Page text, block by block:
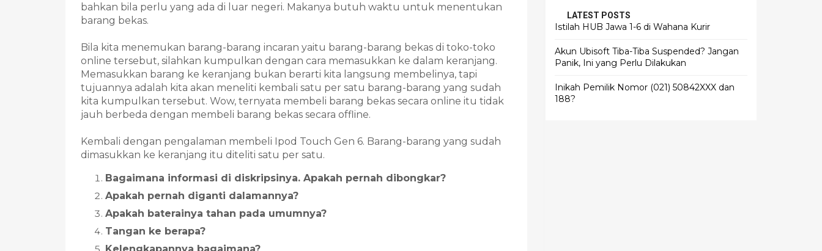
bahkan bila perlu yang ada di luar negeri. Makanya butuh waktu untuk menentukan
barang bekas.
Bila kita menemukan barang-barang incaran yaitu barang-barang bekas di toko-toko
online tersebut, silahkan kumpulkan dengan cara memasukkan ke dalam keranjang.
Memasukkan barang ke keranjang bukan berarti kita langsung membelinya, tapi
tujuannya adalah kita akan meneliti kembali satu per satu barang-barang yang sudah
kita kumpulkan tersebut. Wow, ternyata membeli barang bekas secara online itu tidak
jauh berbeda dengan membeli barang bekas secara offline.
Kembali dengan pengalaman membeli Ipod Touch Gen 6. Barang-barang yang sudah
dimasukkan ke keranjang itu diteliti satu per satu.
Bagaimana informasi di diskripsinya. Apakah pernah dibongkar?
Apakah pernah diganti dalamannya?
Apakah baterainya tahan pada umumnya?
Tangan ke berapa?
Kelengkapannya bagaimana?
LATEST POSTS
Istilah HUB Jawa 1-6 di Wahana Kurir
Akun Ubisoft Tiba-Tiba Suspended? Jangan
Panik, Ini yang Perlu Dilakukan
Inikah Pemilik Nomor (021) 50842XXX dan
188?